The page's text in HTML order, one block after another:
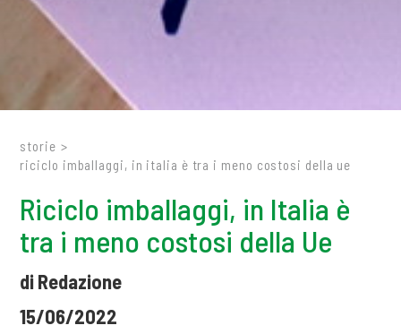
storie >
riciclo imballaggi, in italia è tra i meno costosi della ue
Riciclo imballaggi, in Italia è
tra i meno costosi della Ue
di Redazione
15/06/2022